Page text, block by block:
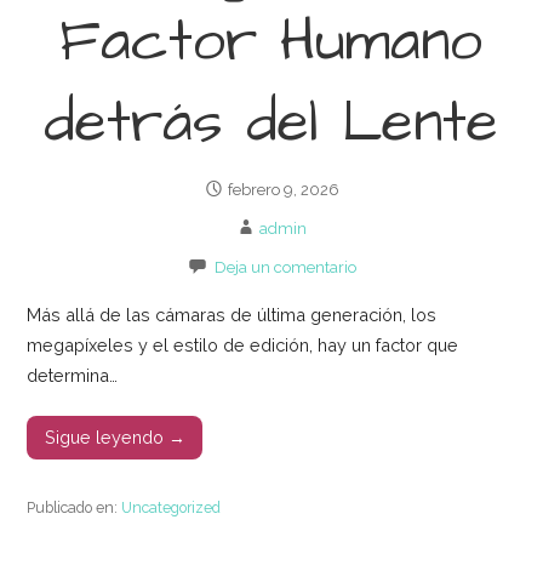
Factor Humano
detrás del Lente
febrero 9, 2026
admin
Deja un comentario
Más allá de las cámaras de última generación, los
megapíxeles y el estilo de edición, hay un factor que
determina…
Sigue leyendo →
Publicado en: Uncategorized